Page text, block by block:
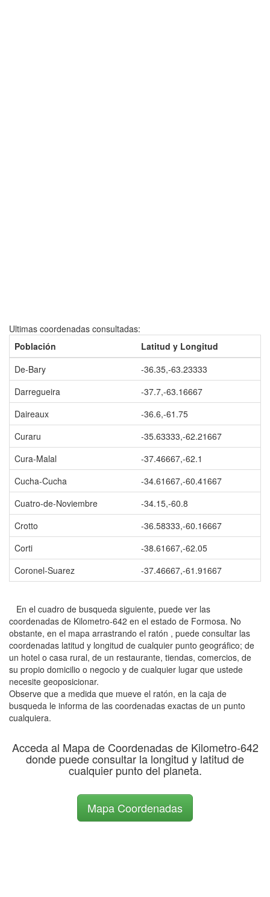
Ultimas coordenadas consultadas:
Población
Latitud y Longitud
De-Bary
-36.35,-63.23333
Darregueira
-37.7,-63.16667
Daireaux
-36.6,-61.75
Curaru
-35.63333,-62.21667
Cura-Malal
-37.46667,-62.1
Cucha-Cucha
-34.61667,-60.41667
Cuatro-de-Noviembre
-34.15,-60.8
Crotto
-36.58333,-60.16667
Corti
-38.61667,-62.05
Coronel-Suarez
-37.46667,-61.91667
En el cuadro de busqueda siguiente, puede ver las
coordenadas de Kilometro-642 en el estado de Formosa. No
obstante, en el mapa arrastrando el ratón , puede consultar las
coordenadas latitud y longitud de cualquier punto geográfico; de
un hotel o casa rural, de un restaurante, tiendas, comercios, de
su propio domicilio o negocio y de cualquier lugar que ustede
necesite geoposicionar.
Observe que a medida que mueve el ratón, en la caja de
busqueda le informa de las coordenadas exactas de un punto
cualquiera.
Acceda al Mapa de Coordenadas de Kilometro-642
donde puede consultar la longitud y latitud de
cualquier punto del planeta.
Mapa Coordenadas